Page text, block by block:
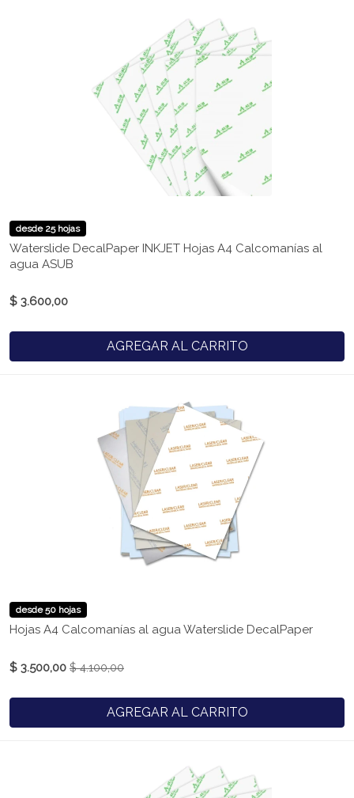
desde 25 hojas
Waterslide DecalPaper INKJET Hojas A4 Calcomanías al
agua ASUB
$ 3.600,00
AGREGAR AL CARRITO
desde 50 hojas
Hojas A4 Calcomanías al agua Waterslide DecalPaper
$ 3.500,00 $ 4.100,00
AGREGAR AL CARRITO